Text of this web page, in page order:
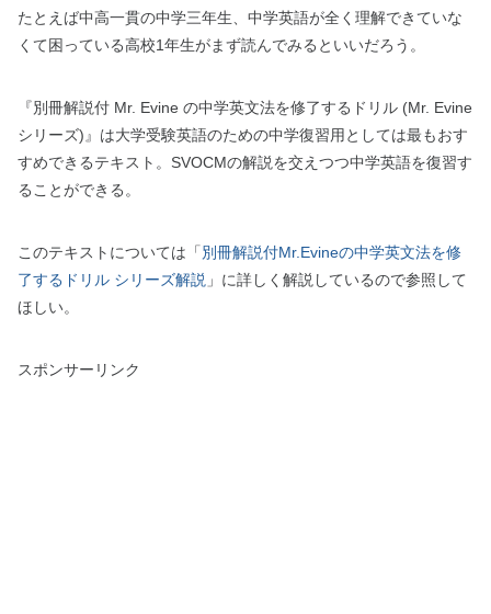
たとえば中高一貫の中学三年生、中学英語が全く理解できていな
くて困っている高校1年生がまず読んでみるといいだろう。
『別冊解説付 Mr. Evine の中学英文法を修了するドリル (Mr. Evine
シリーズ) 』は大学受験英語のための中学復習用としては最もおす
すめできるテキスト。SVOCMの解説を交えつつ中学英語を復習す
ることができる。
このテキストについては「別冊解説付Mr.Evineの中学英文法を修
了するドリル シリーズ解説 」に詳しく解説しているので参照して
ほしい。
スポンサーリンク